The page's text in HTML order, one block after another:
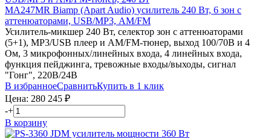
MA247MR Biamp (Apart Audio) усилитель 240 Вт, 6 зон с
аттенюаторами, USB/МР3, AM/FM
Усилитель-микшер 240 Вт, селектор зон с аттенюаторами
(5+1), MP3/USB плеер и AM/FM-тюнер, выход 100/70В и 4
Ом, 3 микрофонных/линейных входа, 4 линейных входа,
функция пейджинга, тревожные входы/выходы, сигнал
"Гонг", 220В/24В
В избранноеСравнитьКупить в 1 клик
Цена: 280 245 ₽
-+
В корзину